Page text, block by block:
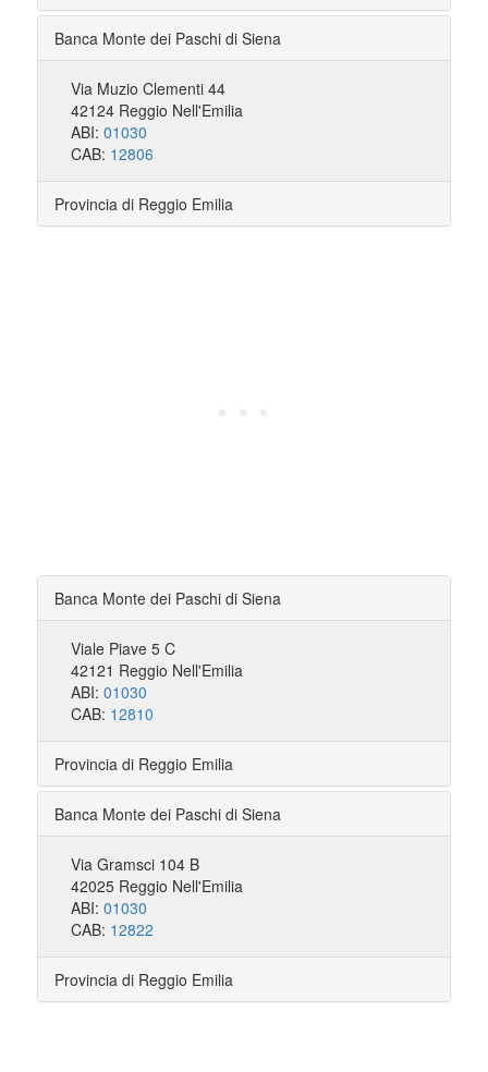
Banca Monte dei Paschi di Siena
Via Muzio Clementi 44
42124 Reggio Nell'Emilia
ABI: 01030
CAB: 12806
Provincia di Reggio Emilia
Banca Monte dei Paschi di Siena
Viale Piave 5 C
42121 Reggio Nell'Emilia
ABI: 01030
CAB: 12810
Provincia di Reggio Emilia
Banca Monte dei Paschi di Siena
Via Gramsci 104 B
42025 Reggio Nell'Emilia
ABI: 01030
CAB: 12822
Provincia di Reggio Emilia